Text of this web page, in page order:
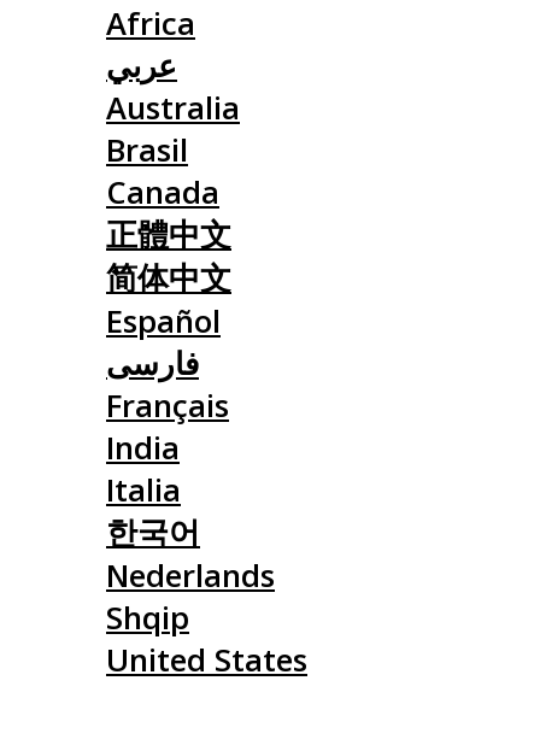
Africa
عربي
Australia
Brasil
Canada
正體中文
简体中文
Español
فارسی
Français
India
Italia
한국어
Nederlands
Shqip
United States